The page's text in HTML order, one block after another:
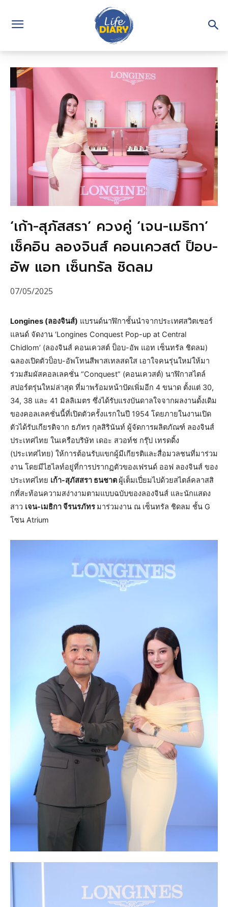
‘เก้า-สุภัสสรา’ ควงคู่ ‘เจน-เมธิกา’
เช็คอิน ลองจินส์ คอนเควสต์ ป็อบ-
อัพ แอท เซ็นทรัล ชิดลม
07/05/2025
Longines (ลองจินส์) แบรนด์นาฬิกาชั้นนำจากประเทศสวิตเซอร์
แลนด์ จัดงาน ‘Longines Conquest Pop-up at Central
Chidlom’ (ลองจินส์ คอนเควสต์ ป็อบ-อัพ แอท เซ็นทรัล ชิดลม)
ฉลองเปิดตัวป็อบ-อัพโทนสีพาสเทลสดใส เอาใจคนรุ่นใหม่ให้มา
ร่วมสัมผัสคอลเลคชั่น “Conquest” (คอนเควสต์) นาฬิกาสไตล์
สปอร์ตรุ่นใหม่ล่าสุด ที่มาพร้อมหน้าปัดเพิ่มอีก 4 ขนาด ตั้งแต่ 30,
34, 38 และ 41 มิลลิเมตร ซึ่งได้รับแรงบันดาลใจจากผลงานดั้งเดิม
ของคอลเลคชั่นนี้ที่เปิดตัวครั้งแรกในปี 1954 โดยภายในงานเปิด
ตัวได้รับเกียรติจาก ธภัทร กุลสิรินันท์ ผู้จัดการผลิตภัณฑ์ ลองจินส์
ประเทศไทย ในเครือบริษัท เดอะ สวอท์ช กรุ๊ป เทรดดิ้ง
(ประเทศไทย) ให้การต้อนรับแขกผู้มีเกียรติและสื่อมวลชนที่มาร่วม
งาน โดยมีไฮไลท์อยู่ที่การปรากฏตัวของเฟรนด์ ออฟ ลองจินส์ ของ
ประเทศไทย เก้า-สุภัสสรา ธนชาต ผู้เต็มเปี่ยมไปด้วยสไตล์คลาสสิ
กที่สะท้อนความสง่างามตามแบบฉบับของลองจินส์ และนักแสดง
สาว เจน-เมธิกา จีรนรภัทร มาร่วมงาน ณ เซ็นทรัล ชิดลม ชั้น G
โซน Atrium